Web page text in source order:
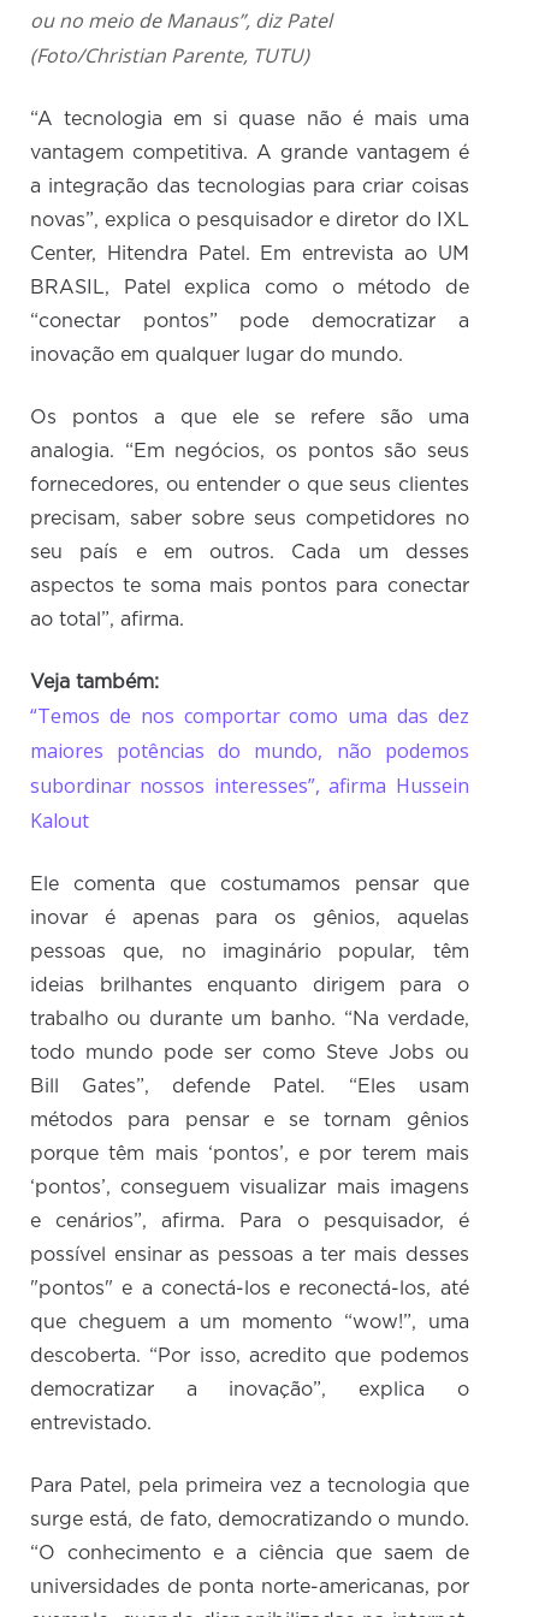
ou no meio de Manaus”, diz Patel
(Foto/Christian Parente, TUTU)
“A tecnologia em si quase não é mais uma
vantagem competitiva. A grande vantagem é
a integração das tecnologias para criar coisas
novas”, explica o pesquisador e diretor do IXL
Center, Hitendra Patel. Em entrevista ao UM
BRASIL, Patel explica como o método de
“conectar pontos” pode democratizar a
inovação em qualquer lugar do mundo.
Os pontos a que ele se refere são uma
analogia. “Em negócios, os pontos são seus
fornecedores, ou entender o que seus clientes
precisam, saber sobre seus competidores no
seu país e em outros. Cada um desses
aspectos te soma mais pontos para conectar
ao total”, afirma.
Veja também:
“Temos de nos comportar como uma das dez
maiores potências do mundo, não podemos
subordinar nossos interesses”, afirma Hussein
Kalout
Ele comenta que costumamos pensar que
inovar é apenas para os gênios, aquelas
pessoas que, no imaginário popular, têm
ideias brilhantes enquanto dirigem para o
trabalho ou durante um banho. “Na verdade,
todo mundo pode ser como Steve Jobs ou
Bill Gates”, defende Patel. “Eles usam
métodos para pensar e se tornam gênios
porque têm mais ‘pontos’, e por terem mais
‘pontos’, conseguem visualizar mais imagens
e cenários”, afirma. Para o pesquisador, é
possível ensinar as pessoas a ter mais desses
"pontos" e a conectá-los e reconectá-los, até
que cheguem a um momento “wow!”, uma
descoberta. “Por isso, acredito que podemos
democratizar a inovação”, explica o
entrevistado.
Para Patel, pela primeira vez a tecnologia que
surge está, de fato, democratizando o mundo.
“O conhecimento e a ciência que saem de
universidades de ponta norte-americanas, por